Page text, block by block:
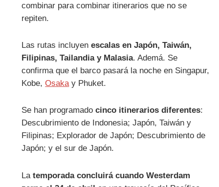
combinar para combinar itinerarios que no se
repiten.
Las rutas incluyenescalas en Japón, Taiwán,
Filipinas, Tailandia y Malasia. Ademá. Se
confirma que el barco pasará la noche en Singapur,
Kobe,Osakay Phuket.
Se han programadocinco itinerarios diferentes:
Descubrimiento de Indonesia; Japón, Taiwán y
Filipinas; Explorador de Japón; Descubrimiento de
Japón; y el sur de Japón.
Latemporada concluirá cuando Westerdam